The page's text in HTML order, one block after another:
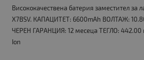
Висококачествена батерия заместител за
X7BSV. КАПАЦИТЕТ: 6600mAh ВОЛТАЖ:
ЧЕРЕН ГАРАНЦИЯ: 12 месеца ТЕГЛО:
Ion